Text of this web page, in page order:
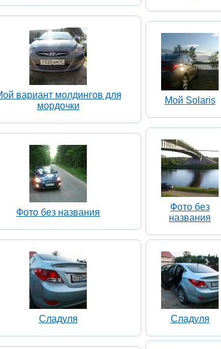
вариант молдингов для
мордочки
Мой Solaris
Фото без названия
Фото без
названия
Сладуля Сладуля